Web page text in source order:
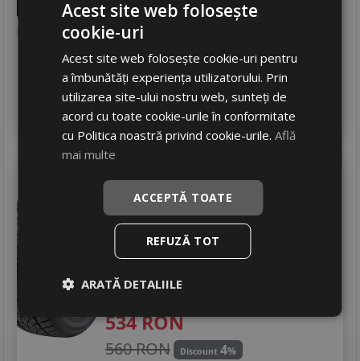
1834RON
In stoc - peste 12 buc
livrare 5/7 zile
Adauga in cos
DunlopWinter sport 3d
295/30 R19 100W
Turisme
Consum E
Aderenta
Zgomot
534RON
560 RON Discount 4%
Acest site web folosește
cookie-uri
Acest site web folosește cookie-uri pentru
a îmbunătăți experiența utilizatorului. Prin
utilizarea site-ului nostru web, sunteți de
acord cu toate cookie-urile în conformitate
cu Politica noastră privind cookie-urile.Află
mai multe
ACCEPTĂ TOATE
REFUZĂ TOT
ARATĂ DETALIILE